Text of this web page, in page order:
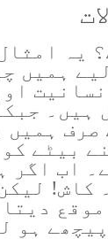
یہ
ہمیں
ہیں۔
صرف ہمیں
بیٹے
اب اگر
کاش!
ہو